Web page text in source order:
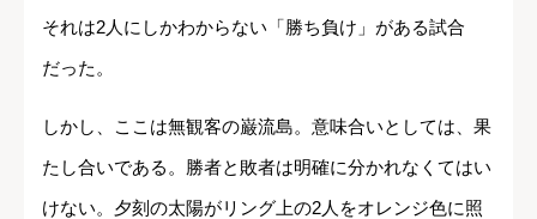
それは2人にしかわからない「勝ち負け」がある試合
だった。
しかし、ここは無観客の巌流島。意味合いとしては、果
たし合いである。勝者と敗者は明確に分かれなくてはい
けない。夕刻の太陽がリング上の2人をオレンジ色に照